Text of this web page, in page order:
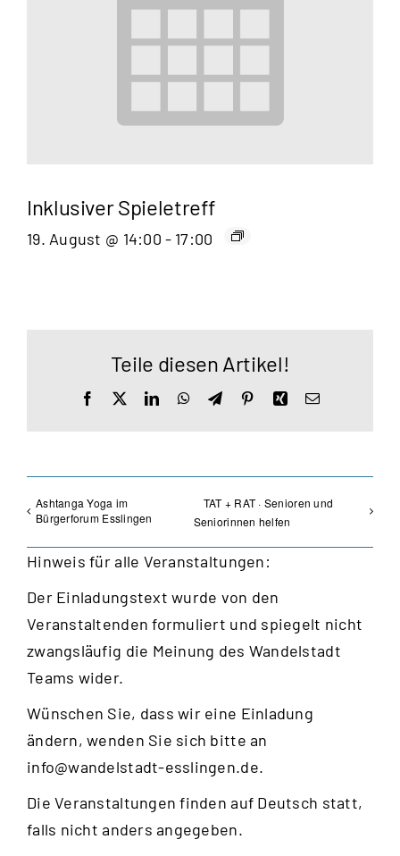
Inklusiver Spieletreff
19. August @ 14:00 - 17:00
Teile diesen Artikel!
Facebook LinkedInWhatsApp
TelegramPinterestXingE-
Ashtanga Yoga im
Bürgerforum Esslingen
TAT + RAT · Senioren und
Seniorinnen helfen
Hinweis für alle Veranstaltungen:
Der Einladungstext wurde von den
Veranstaltenden formuliert und spiegelt nicht
zwangsläufig die Meinung des Wandelstadt
Teams wider.
Wünschen Sie, dass wir eine Einladung
ändern, wenden Sie sich bitte an
info@wandelstadt-esslingen.de.
Die Veranstaltungen finden auf Deutsch statt,
falls nicht anders angegeben.